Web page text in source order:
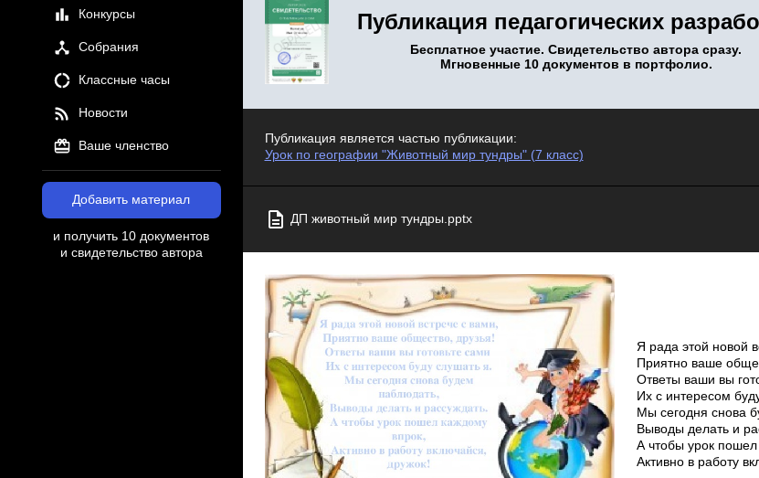
Конкурсы
Собрания
Классные часы
Новости
Ваше членство
Добавить материал
и получить 10 документов
и свидетельство автора
Публикация педагогических
Бесплатное участие. Свидетельство автора сразу.
Мгновенные 10 документов в портфолио.
Публикация является частью публикации:
Урок по географии "Животный мир тундры" (7 класс)
ДП животный мир тундры.pptx
Я рада этой новой
Приятно ваше
Ответы ваши вы
Их с интересом
Мы сегодня снова
Выводы делать и
А чтобы урок
Активно в работу